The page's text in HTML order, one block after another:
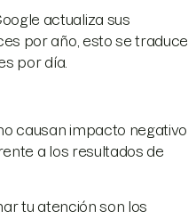
actualiza sus
por año, esto se traduce
por día.
causan impacto negativo
a los resultados de
tu atención son los